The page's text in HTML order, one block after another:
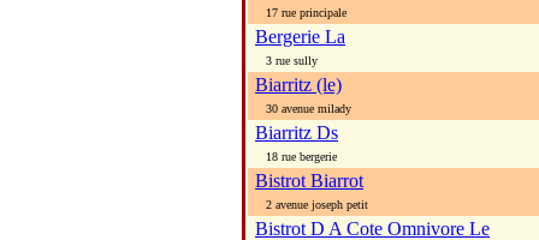
17 rue principale
Bergerie La
3 rue sully
Biarritz (le)
30 avenue milady
Biarritz Ds
18 rue bergerie
Bistrot Biarrot
2 avenue joseph petit
Bistrot D A Cote Omnivore Le